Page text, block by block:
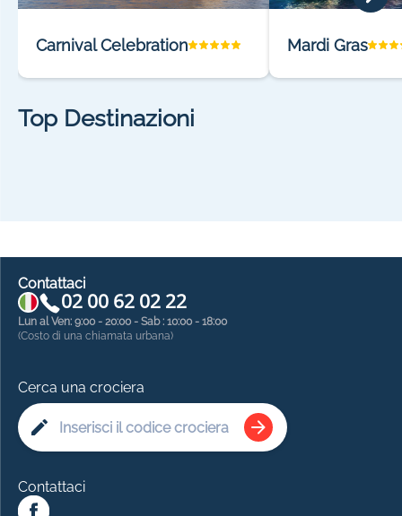
Carnival Celebration Mardi Gras
Top Destinazioni
Contattaci
02 00 62 02 22
Lun al Ven: 9:00 - 20:00 - Sab : 10:00 - 18:00
(Costo di una chiamata urbana)
Cerca una crociera
Contattaci